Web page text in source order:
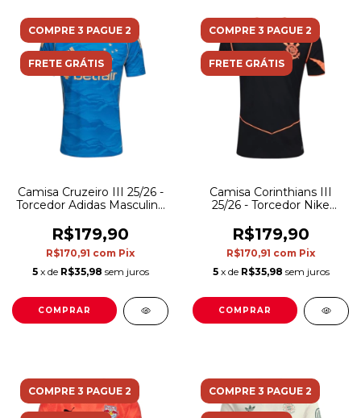
COMPRE 3 PAGUE 2
FRETE GRÁTIS
Camisa Cruzeiro III 25/26 -
Torcedor Adidas Masculina
dourado
R$179,90
R$170,91 com Pix
5 x de R$35,98 sem juros
COMPRAR
COMPRE 3 PAGUE 2
FRETE GRÁTIS
Camisa Corinthians III
25/26 - Torcedor Nike
R$179,90
R$170,91 com Pix
5 x de R$35,98 sem juros
COMPRAR
COMPRE 3 PAGUE 2 COMPRE 3 PAGUE 2